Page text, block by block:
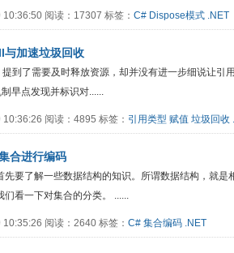
阅读：17307 标签： C# Dispose模式 .NET
加速垃圾回收
到了需要及时释放资源，却并没有进一步细说让引
早点发现并标识对......
阅读：4895 标签： 引用类型 赋值 垃圾回收
合进行编码
先要了解一些数据结构的知识。所谓数据结构，就
看一下对集合的分类。 ......
阅读：2640 标签： C# 集合编码 .NET